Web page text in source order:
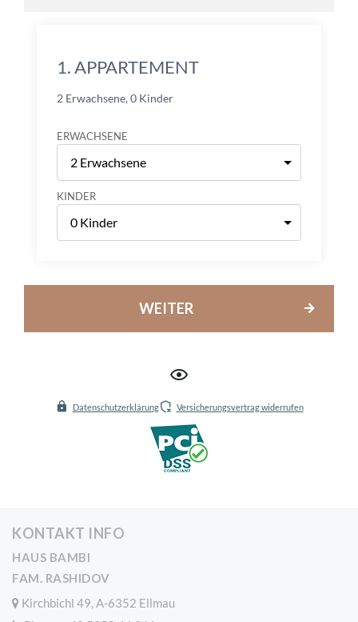
1.APPARTEMENT
2 Erwachsene,0 Kinder
ERWACHSENE
KINDER
WEITER
Datenschutzerklärung Versicherungsvertrag widerrufen
KONTAKT INFO
HAUS BAMBI
FAM. RASHIDOV
Kirchbichl 49, A-6352 Ellmau